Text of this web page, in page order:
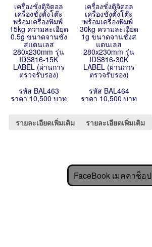
เครื่องชั่งดิจิตอล
เครื่องชั่งตั้งโต๊ะ
พร้อมเครื่องพิมพ์
15kg ความละเอียด
0.5g ขนาดจานชั่ง
สแตนเลส
280x230mm รุ่น
IDS816-15K
LABEL (ผ่านการ
ตรวจรับรอง)
รหัส BAL463
ราคา 10,500 บาท
รายละเอียดเพิ่มเติม
เครื่องชั่งดิจิตอล
เครื่องชั่งตั้งโต๊ะ
พร้อมเครื่องพิมพ์
30kg ความละเอียด
1g ขนาดจานชั่งส
แตนเลส
280x230mm รุ่น
IDS816-30K
LABEL (ผ่านการ
ตรวจรับรอง)
รหัส BAL464
ราคา 10,500 บาท
รายละเอียดเพิ่มเติม
FaceBook เมคคาช็อป